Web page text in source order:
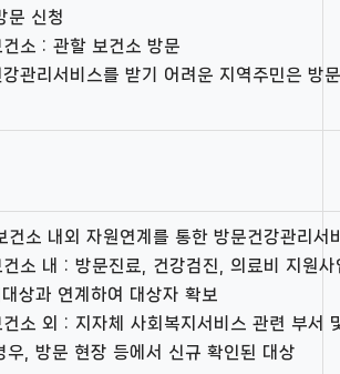
신청
소 : 관할 보건소 방문
관리서비스를 받기 어려운 지역주민은 방
소 내외 자원연계를 통한 방문건강관리서
소 내 : 방문진료, 건강검진, 의료비 지원
상과 연계하여 대상자 확보
소 외 : 지자체 사회복지서비스 관련 부서
우, 방문 현장 등에서 신규 확인된 대상